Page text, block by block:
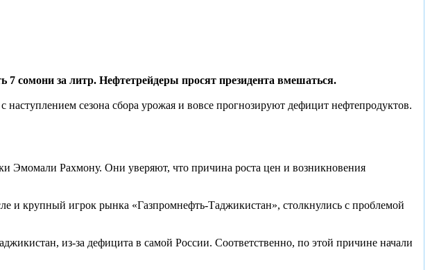
за литр. Нефтетрейдеры просят президента вмешаться.
сезона сбора урожая и вовсе прогнозируют дефицит нефтепродуктов.
Рахмону. Они уверяют, что причина роста цен и возникновения
и крупный игрок рынка «Газпромнефть-Таджикистан», столкнулись с проблемой
из-за дефицита в самой России. Соответственно, по этой причине начали